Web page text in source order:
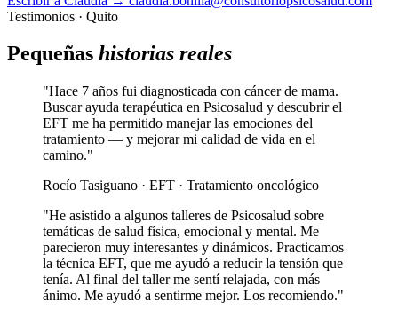
Testimonios · Quito
Pequeñas historias reales
"Hace 7 años fui diagnosticada con cáncer de mama.
Buscar ayuda terapéutica en Psicosalud y descubrir el
EFT me ha permitido manejar las emociones del
tratamiento — y mejorar mi calidad de vida en el
camino."
Rocío Tasiguano · EFT · Tratamiento oncológico
"He asistido a algunos talleres de Psicosalud sobre
temáticas de salud física, emocional y mental. Me
parecieron muy interesantes y dinámicos. Practicamos
la técnica EFT, que me ayudó a reducir la tensión que
tenía. Al final del taller me sentí relajada, con más
ánimo. Me ayudó a sentirme mejor. Los recomiendo."